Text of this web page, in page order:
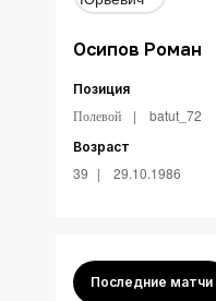
Осипов Роман
Позиция
Полевой batut_72
Возраст
39 29.10.1986
Последние матчи